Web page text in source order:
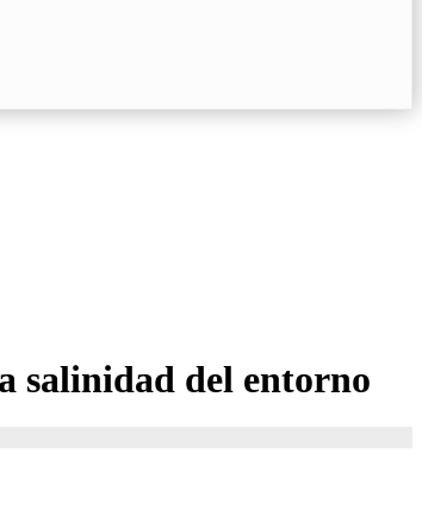
salinidad del entorno